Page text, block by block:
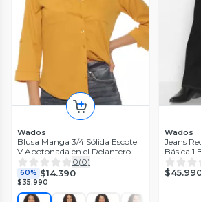
Wados
Blusa Manga 3/4 Sólida Escote
V Abotonada en el Delantero
0(0)
60% $14.390
$35.990
Wados
Jeans
Básica 1